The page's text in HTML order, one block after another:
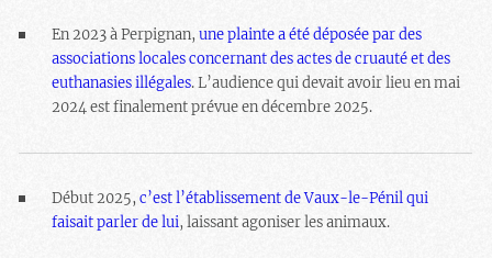
En 2023 à Perpignan,une plainte a été déposée par des
associations locales concernant des actes de cruauté et des
euthanasies illégales. L’audience qui devait avoir lieu en mai
2024 est finalement prévue en décembre 2025.
Début 2025,c’est l’établissement de Vaux-le-Pénil qui
faisait parler de lui, laissant agoniser les animaux.